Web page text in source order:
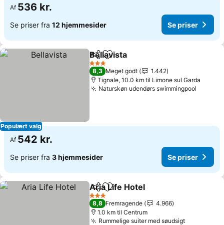
Af 536 kr.
Se priser fra 12 hjemmesider Se priser
Populært valg
Del Føj til favoritter
Bellavista
3 Stjerner
8,3 Meget godt
1.442
Tignale, 10.0 km til Limone sul Garda
Naturskøn udendørs swimmingpool
Af 542 kr.
Se priser fra 3 hjemmesider Se priser
Del Føj til favoritter
Aria Life Hotel
3 Stjerner
8,8 Fremragende
4.966
1.0 km til Centrum
Rummelige suiter med søudsigt